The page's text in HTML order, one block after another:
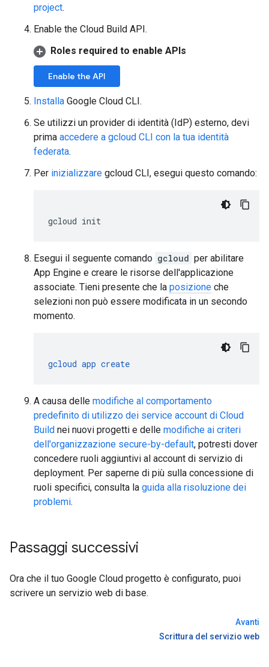
project.
Enable the Cloud Build API.
Roles required to enable APIs
Enable the API
Installa Google Cloud CLI.
Se utilizzi un provider di identità (IdP) esterno, devi
prima accedere a gcloud CLI con la tua identità
federata.
Per inizializzare gcloud CLI, esegui questo comando:
gcloud init
Esegui il seguente comando gcloud per abilitare
App Engine e creare le risorse dell'applicazione
associate. Tieni presente che la posizione che
selezioni non può essere modificata in un secondo
momento.
gcloud app create
A causa delle modifiche al comportamento
predefinito di utilizzo dei service account di Cloud
Build nei nuovi progetti e delle modifiche ai criteri
dell'organizzazione secure-by-default, potresti dover
concedere ruoli aggiuntivi al account di servizio di
deployment. Per saperne di più sulla concessione di
ruoli specifici, consulta la guida alla risoluzione dei
problemi.
Passaggi successivi
Ora che il tuo Google Cloud progetto è configurato, puoi
scrivere un servizio web di base.
Avanti
Scrittura del servizio web